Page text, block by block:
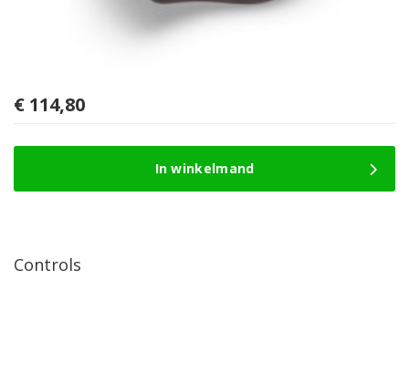
€ 114,80
In winkelmand
Controls